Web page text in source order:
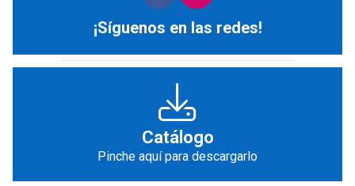
¡Síguenos en las redes!
Catálogo
Pinche aquí para descargarlo